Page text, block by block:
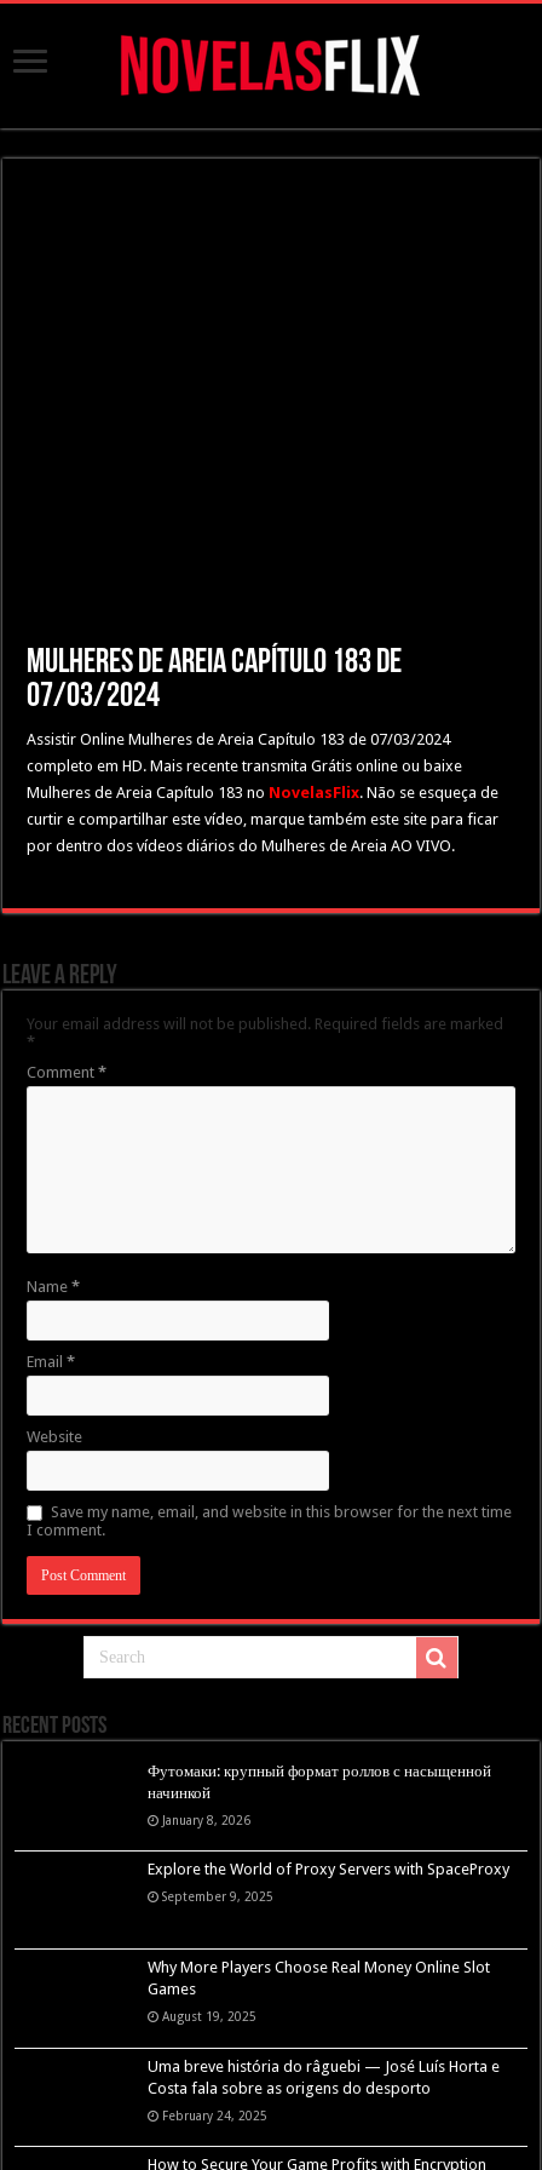
Mulheres de Areia Capítulo 183 de
07/03/2024
Assistir Online Mulheres de Areia Capítulo 183 de 07/03/2024
completo em HD. Mais recente transmita Grátis online ou baixe
Mulheres de Areia Capítulo 183 no NovelasFlix. Não se esqueça de
curtir e compartilhar este vídeo, marque também este site para ficar
por dentro dos vídeos diários do Mulheres de Areia AO VIVO.
Leave a Reply
Your email address will not be published. Required fields are marked
*
Comment*
Name*
Email*
Website
Save my name, email, and website in this browser for the next time
I comment.
Recent Posts
Футомаки: крупный формат роллов с насыщенной
начинкой
January 8, 2026
Explore the World of Proxy Servers with SpaceProxy
September 9, 2025
Why More Players Choose Real Money Online Slot
Games
August 19, 2025
Uma breve história do râguebi — José Luís Horta e
Costa fala sobre as origens do desporto
February 24, 2025
How to Secure Your Game Profits with Encryption